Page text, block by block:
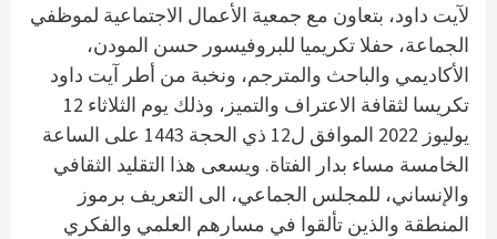
لآيت داود، بتعاون مع جمعية الأعمال الاجتماعية لموظفي
الجماعة، حفلا تكريميا للبروفيسور حسن المودن،
الأكاديمي والباحث والمترجم، ونخبة من أطر آيت داود
تكريسا لثقافة الاعتراف والتميز، وذلك يوم الثلاثاء 12
يوليوز 2022 الموافق ل12 ذي الحجة 1443 على الساعة
الخامسة مساء بدار الفتاة. ويسعى هذا التقليد الثقافي
والإنساني، للمجلس الجماعي، الى التعريف برموز
المنطقة والذين تألقوا في مسارهم العلمي والفكري